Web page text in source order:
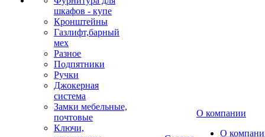
шкафов - купе
Кронштейны
Газлифт,барный
мех
Разное
Подпятники
Ручки
Джокерная
система
Замки мебельные,
почтовые
Ключи,
О компании
О